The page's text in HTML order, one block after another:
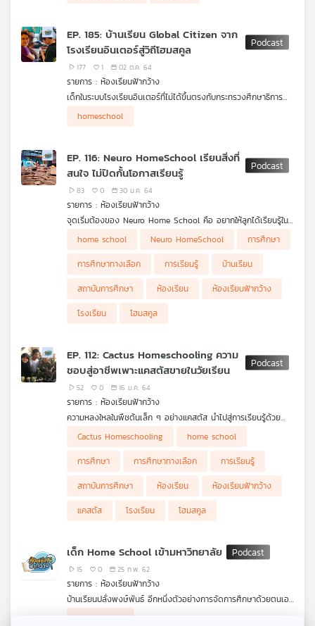
EP. 185: บ้านเรียน Global Citizen จาก
โรงเรียนอินเตอร์สู่วิถีโฮมสคูล
177 1 02 ต.ค. 64
รายการ : ห้องเรียนฟ้ากว้าง
เด็กในระบบโรงเรียนอินเตอร์ที่ไม่ได้ขึ้นตรงกับกระทรวงศึกษาธิการ
อย่างถูกต้องตามกฏหมายได้ และเพื่อประโยชน์ในการรักษาสิทธิ์เรื่อง
เหมาะสมของตนเอง
homeschool
EP. 116: Neuro HomeSchool เรียนสิ่งที่
สนใจ ไม่ปิดกั้นโอกาสเรียนรู้
83 0 30 ม.ค. 64
รายการ : ห้องเรียนฟ้ากว้าง
จุดเริ่มต้องของ Neuro Home School คือ อยากให้ลูกได้เรียนรู้ใน
สิ่งที่เขาสนใจ ไม่ปิดกั้นความสงสัย ใคร่รู้ต่อเรื่องต่าง ๆ จึงนำมาสู่
การเลือกจัดการศึกษาแบบ Home School ให้กับน้องโค้ชชี่ ณพิชญ์
นิตา แสงทอง ด้วยความหวังว่าเขาจะมีสภาพแวดล้อมในการเรียนรู้
อย่างดีและสามารถเรียนรู้ได้อย่างเต็มศักยภาพ
home school Neuro HomeSchool
การศึกษา
การศึกษาทางเลือก
การเรียนรู้
บ้านเรียน
สถาบันการศึกษา
ห้องเรียน
ห้องเรียนฟ้ากว้าง
โรงเรียน
โฮมสคูล
EP. 112: Cactus Homeschooling ความ
ชอบสู่อาชีพเพาะแคสตัสขายในวัยเรียน
52 0 16 ม.ค. 64
รายการ : ห้องเรียนฟ้ากว้าง
ความหลงใหลในพืชต้นเล็ก ๆ อย่างแคสตัส นำไปสู่การเรียนรู้ด้วย
ได้ตั้งแต่วัยเรียน ครอบครัวจูฮานี ฮัซซัน ที่มีคุณแม่และลูก ๆ อีก 3
คน ช่วยกันเพาะปลูกและดูแล จนนำเอาวิถีเกษตรนี้มาจัดเป็นการเรียน
รู้แบบ Home school ให้กับลูก ทั้งยังส่งเสริมทักษะความสามารถ
ด้านอื่นที่ลูกสนใจเพื่อนำไปประกอบอาชีพได้ในอนาคต
Cactus Homeschooling
home school
การศึกษา
การศึกษาทางเลือก
การเรียนรู้
สถาบันการศึกษา
ห้องเรียน
ห้องเรียนฟ้ากว้าง
แคสตัส
โรงเรียน โฮมสคูล
เด็ก Home School เข้ามหาวิทยาลัย
15 0 25 ก.พ. 62
รายการ : ห้องเรียนฟ้ากว้าง
บ้านเรียนปลั่งพงษ์พันธ์ อีกหนึ่งตัวอย่างการจัดการศึกษาด้วยตนเอง
หรือ Home School จะมาเล่าประสบการณ์การสอบเข้าศึกษาต่อใน
homeschool